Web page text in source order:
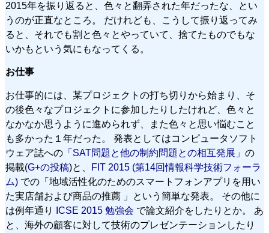
2015年を振り返ると、色々と翻弄された年だったな、とい
うのが正直なところ。 だけれども、こうして振り返ってみ
ると、それでも割と色々とやっていて、捨てたものでもな
いかもという気にもなってくる。
お仕事
お仕事的には、某プロジェクトの打ち切りから始まり、そ
の後色々なプロジェクトに参加したりしたけれど、色々と
なかなか思うように進められず、また色々と思い悩むこと
も多かった１年だった。 発表としてはコンピュータソフト
ウェア誌への 「SAT問題と他の制約問題との相互発展」 の
掲載(G+の投稿)と、
FIT 2015 (第14回情報科学技術フォーラ
ム) での「地域活性化のためのスマートフォンアプリを用い
た実店舗および商品の推薦 」という簡単な発表。 その他に
は例年通り
ICSE 2015 勉強会 で論文紹介をしたりとか。 あ
と、海外の顧客に対して技術のプレゼンテーションしたり